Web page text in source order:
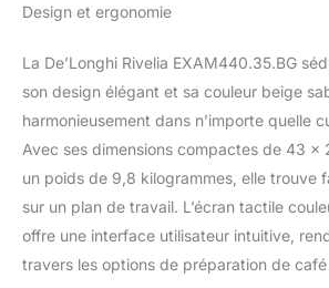
SIMPLE
savourez
préféré
parmi 8
l'écran
intégral
EXPLOREZ
SAVEUR:
Design et ergonomie
La De’Longhi Rivelia EXAM440.35.BG
son design élégant et sa couleur beige
harmonieusement dans n’importe quelle
Avec ses dimensions compactes de 43 x
un poids de 9,8 kilogrammes, elle trouve
sur un plan de travail. L’écran tactile
offre une interface utilisateur intuitive,
travers les options de préparation de